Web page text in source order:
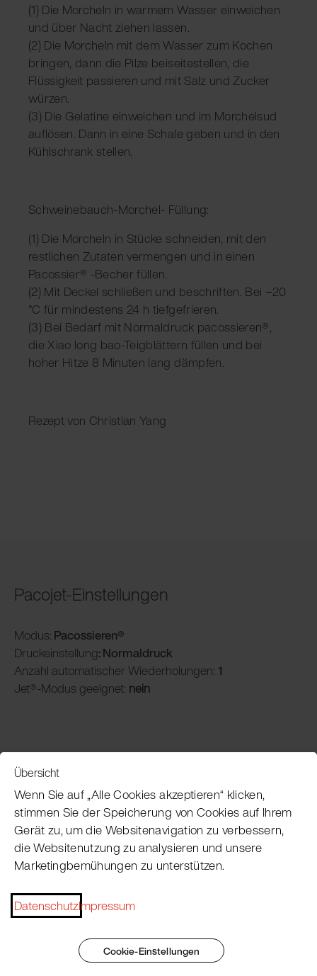
(1) Die Morcheln in warmem Wasser einweichen
und über Nacht ziehen lassen.
(2) Die Morcheln mit dem Wasser zum Kochen
bringen, dann die Pilze beiseitestellen, die
Flüssigkeit passieren und mit Salz und Zucker
würzen.
(3) Die Gelatine einweichen und im Morchelsud
auflösen. Dann in eine Schale geben und in den
Kühlschrank stellen.
Schweinebauch-Morchel- Füllung:
(1) Die Morcheln in Stücke schneiden, mit den
restlichen Zutaten vermengen und in einen
Pacossier® -Becher füllen.
(2) Mit Deckel schließen und beschriften. Bei −20
°C für mindestens 24 h tiefgefrieren.
(3) Bei Bedarf mit Normaldruck pacossieren®,
die Xiao long bao-Teigblättern füllen und bei
hoher Hitze 8 Minuten lang dämpfen.
Rezept von Christian Yang
Pacojet-Einstellungen
Modus: Pacossieren®
Druckeinstellung: Normaldruck
Anzahl automatischer Wiederholungen: 1
Jet®-Modus geeignet: nein
Pacojet Newsletter
Möchten Sie regelmäßig über Neuigkeiten,
Laufenden bleiben?
Jetzt abonnieren
Übersicht
Wenn Sie auf „Alle Cookies akzeptieren“ klicken,
stimmen Sie der Speicherung von Cookies auf Ihrem
Gerät zu, um die Websitenavigation zu verbessern,
die Websitenutzung zu analysieren und unsere
Marketingbemühungen zu unterstützen.
DatenschutzImpressum
Cookie-Einstellungen